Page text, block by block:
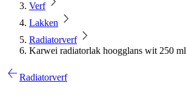
Verf
Lakken
Radiatorverf
Karwei radiatorlak hoogglans wit 250 ml
Radiatorverf